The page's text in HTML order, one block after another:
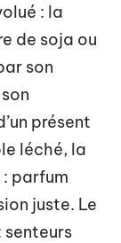
: la
de soja ou
son
présent
léché, la
parfum
juste. Le
senteurs